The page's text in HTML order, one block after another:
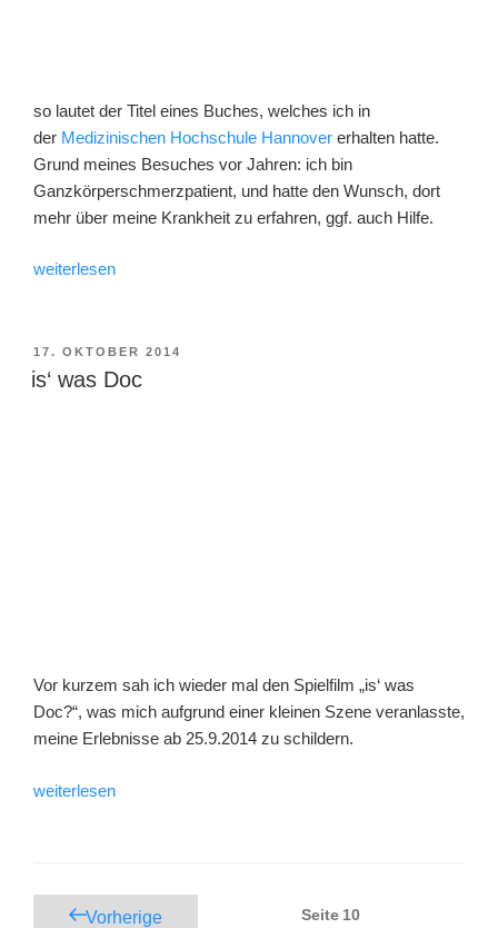
so lautet der Titel eines Buches, welches ich in
der Medizinischen Hochschule Hannover erhalten hatte.
Grund meines Besuches vor Jahren: ich bin
Ganzkörperschmerzpatient, und hatte den Wunsch, dort
mehr über meine Krankheit zu erfahren, ggf. auch Hilfe.
„Schmerz
eine
Herausforderung“
weiterlesen
VERÖFFENTLICHT
AM
17. OKTOBER 2014
is‘ was Doc
Vor kurzem sah ich wieder mal den Spielfilm „is‘ was
Doc?“, was mich aufgrund einer kleinen Szene veranlasste,
meine Erlebnisse ab 25.9.2014 zu schildern.
„is‘
weiterlesen
Seitennummerierung
Vorherige Seite 10